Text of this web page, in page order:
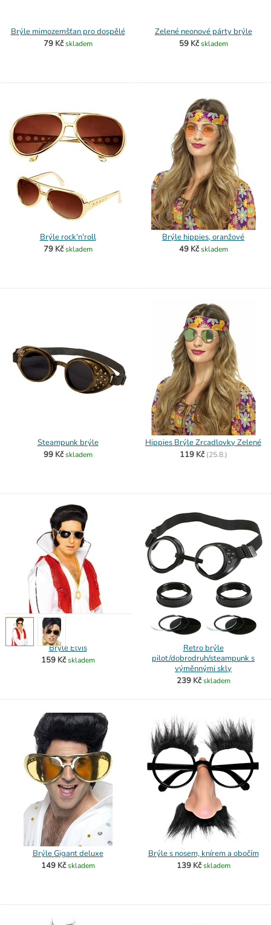
Brýle mimozemšťan pro dospělé
79 Kč skladem
Zelené neonové párty brýle
59 Kč skladem
Brýle rock'n'roll
79 Kč skladem
Brýle hippies, oranžové
49 Kč skladem
Steampunk brýle
99 Kč skladem
Hippies Brýle Zrcadlovky Zelené
119 Kč (25.8.)
Brýle Elvis
159 Kč skladem
Retro brýle
pilot/dobrodruh/steampunk s
výměnnými skly
239 Kč skladem
Brýle Gigant deluxe
149 Kč skladem
Brýle s nosem, knírem a obočím
139 Kč skladem